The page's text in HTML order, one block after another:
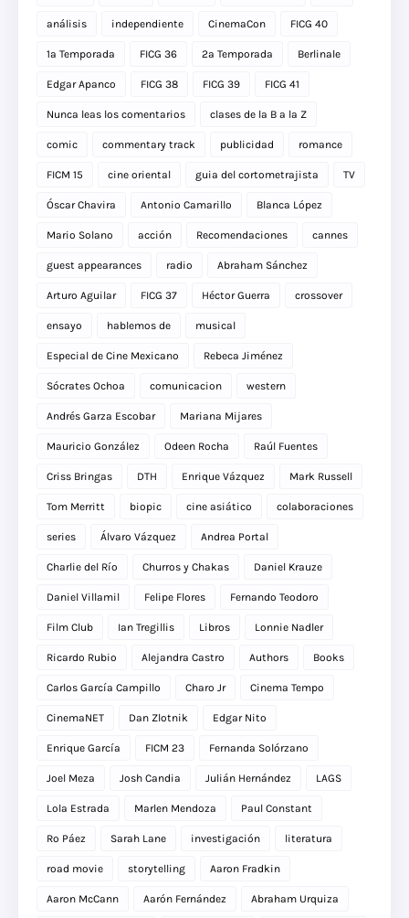
análisis independiente CinemaCon FICG 40
1a Temporada FICG 36 2a Temporada Berlinale
Edgar Apanco FICG 38 FICG 39 FICG 41
Nunca leas los comentarios clases de la B a la Z
comic commentary track publicidad romance
FICM 15 cine oriental guia del cortometrajista TV
Óscar Chavira Antonio Camarillo Blanca López
Mario Solano acción Recomendaciones cannes
guest appearances radio Abraham Sánchez
Arturo Aguilar FICG 37 Héctor Guerra crossover
ensayo hablemos de musical
Especial de Cine Mexicano Rebeca Jiménez
Sócrates Ochoa comunicacion western
Andrés Garza Escobar Mariana Mijares
Mauricio González Odeen Rocha Raúl Fuentes
Criss Bringas DTH Enrique Vázquez Mark Russell
Tom Merritt biopic cine asiático colaboraciones
series Álvaro Vázquez Andrea Portal
Charlie del Río Churros y Chakas Daniel Krauze
Daniel Villamil Felipe Flores Fernando Teodoro
Film Club Ian Tregillis Libros Lonnie Nadler
Ricardo Rubio Alejandra Castro Authors Books
Carlos García Campillo Charo Jr Cinema Tempo
CinemaNET Dan Zlotnik Edgar Nito
Enrique García FICM 23 Fernanda Solórzano
Joel Meza Josh Candia Julián Hernández LAGS
Lola Estrada Marlen Mendoza Paul Constant
Ro Páez Sarah Lane investigación literatura
road movie storytelling Aaron Fradkin
Aaron McCann Aarón Fernández Abraham Urquiza